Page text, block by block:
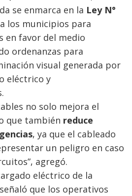
se enmarca en la Ley N°
los municipios para
en favor del medio
ordenanzas para
visual generada por
eléctrico y
no solo mejora el
que también reduce
, ya que el cableado
un peligro en caso
agregó.
eléctrico de la
que los operativos